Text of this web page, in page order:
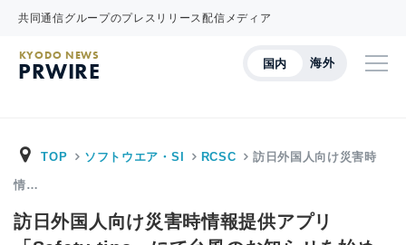
共同通信グループのプレスリリース配信メディア
国内 海外
KYODO NEWS
PRWIRE
TOP ソフトウエア・SI RCSC 訪日外国人向け災害時
情…
訪日外国人向け災害時情報提供アプリ